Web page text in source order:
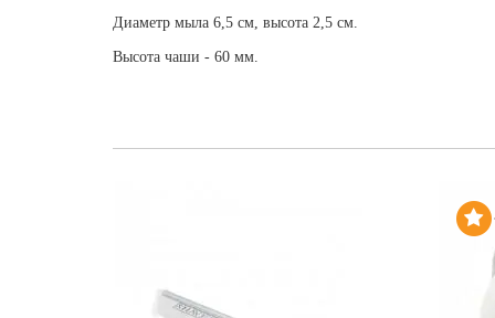
Диаметр мыла 6,5 см, высота 2,5 см.
Высота чаши - 60 мм.